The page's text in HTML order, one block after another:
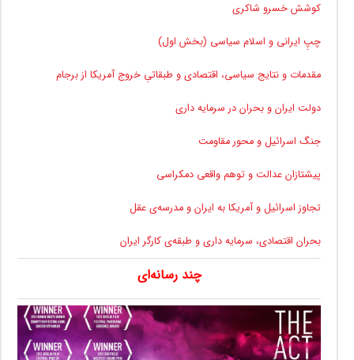
کوشش خسرو شاکری
چپِ ایرانی و اسلام سیاسی (بخش اول)
مقدمات و نتایج سیاسی، اقتصادی و طبقاتیِ خروج آمریکا از برجام
دولت ایران و بحران در سرمایه داری
جنگ اسرائیل و محور مقاومت
پیشتازان عدالت و توهم واقعی دمکراسی
تجاوز اسرائیل و آمریکا به ایران و مدرسه‌ی عقل
بحران اقتصادی، سرمایه داری و طبقه‌ی کارگر ایران
چند رسانه‌ای